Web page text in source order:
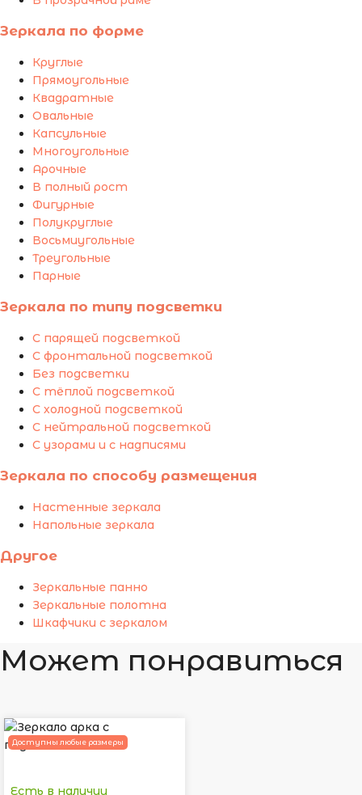
Зеркала по форме
Круглые
Прямоугольные
Квадратные
Овальные
Капсульные
Многоугольные
Арочные
В полный рост
Фигурные
Полукруглые
Восьмиугольные
Треугольные
Парные
Зеркала по типу подсветки
С парящей подсветкой
С фронтальной подсветкой
Без подсветки
С тёплой подсветкой
С холодной подсветкой
С нейтральной подсветкой
С узорами и с надписями
Зеркала по способу размещения
Настенные зеркала
Напольные зеркала
Другое
Зеркальные панно
Зеркальные полотна
Шкафчики с зеркалом
Может понравиться
Доступны любые размеры
Есть в наличии